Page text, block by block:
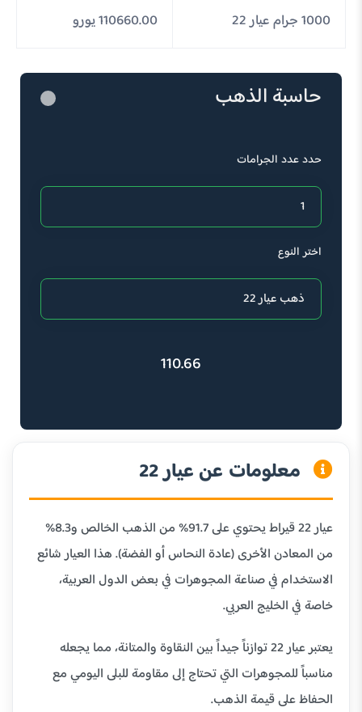
1000 جرام عيار 22 110660.00 يورو
حاسبة الذهب
حدد عدد الجرامات
اختر النوع
110.66
معلومات عن عيار 22
عيار 22 قيراط يحتوي على 91.7% من الذهب الخالص و8.3%
من المعادن الأخرى (عادة النحاس أو الفضة). هذا العيار شائع
الاستخدام في صناعة المجوهرات في بعض الدول العربية،
خاصة في الخليج العربي.
يعتبر عيار 22 توازناً جيداً بين النقاوة والمتانة، مما يجعله
مناسباً للمجوهرات التي تحتاج إلى مقاومة للبلى اليومي مع
الحفاظ على قيمة الذهب.